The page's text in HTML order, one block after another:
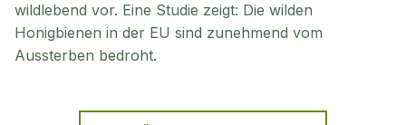
wildlebend vor. Eine Studie zeigt: Die wilden
Honigbienen in der EU sind zunehmend vom
Aussterben bedroht.